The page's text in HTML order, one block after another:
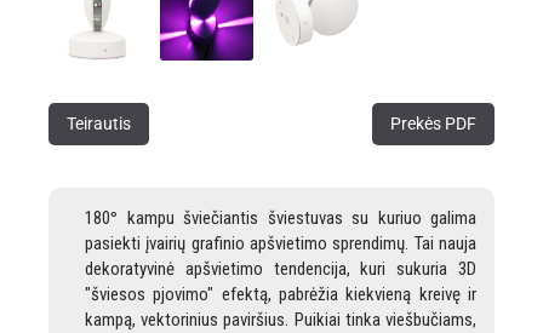
Teirautis Prekės PDF
180° kampu šviečiantis šviestuvas su kuriuo galima
pasiekti įvairių grafinio apšvietimo sprendimų. Tai nauja
dekoratyvinė apšvietimo tendencija, kuri sukuria 3D
"šviesos pjovimo" efektą, pabrėžia kiekvieną kreivę ir
kampą, vektorinius paviršius. Puikiai tinka viešbučiams,